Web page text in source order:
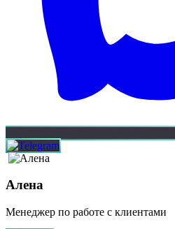
Алена
Менеджер по работе с клиентами